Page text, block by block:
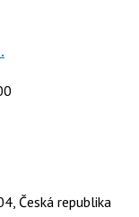
Česká republika